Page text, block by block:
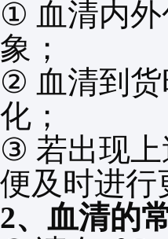
① 血清内
象；
② 血清到
化；
③ 若出现
便及时进行
2、血清的